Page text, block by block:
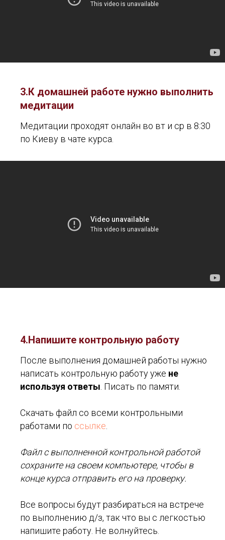
3.К домашней работе нужно выполнить
медитации
Медитации проходят онлайн во вт и ср в 8:30
по Киеву в чате курса.
4.Напишите контрольную работу
После выполнения домашней работы нужно
написать контрольную работу уже не
используя ответы . Писать по памяти.
Скачать файл со всеми контрольными
работами по ссылке
Файл с выполненной контрольной работой
сохраните на своем компьютере, чтобы в
конце курса отправить его на проверку.
Все вопросы будут разбираться на встрече
по выполнению д/з, так что вы с легкостью
напишите работу. Не волнуйтесь.